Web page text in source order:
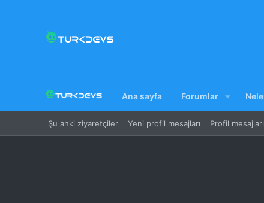
Ana sayfa Forumlar
Şu anki ziyaretçiler Yeni profil mesajları Profil